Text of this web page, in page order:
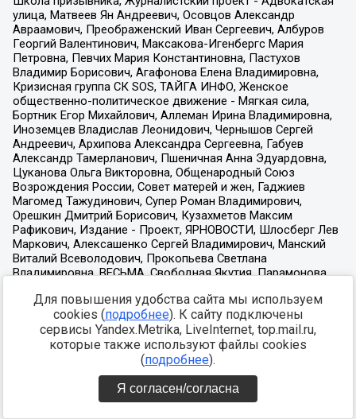
Для повышения удобства сайта мы используем
cookies (подробнее). К сайту подключены
сервисы Yandex.Metrika, LiveInternet, top.mail.ru,
которые также используют файлы cookies
(подробнее).
Я согласен/согласна